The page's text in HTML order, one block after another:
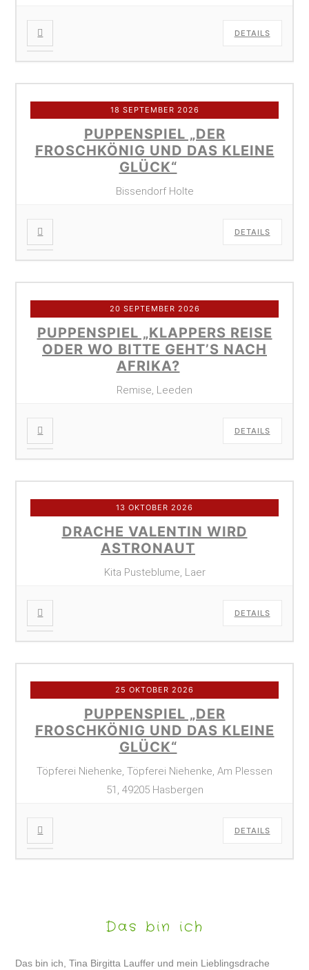
DETAILS
18 SEPTEMBER 2026
PUPPENSPIEL „DER
FROSCHKÖNIG UND DAS KLEINE
GLÜCK“
Bissendorf Holte
DETAILS
20 SEPTEMBER 2026
PUPPENSPIEL „KLAPPERS REISE
ODER WO BITTE GEHT’S NACH
AFRIKA?
Remise, Leeden
DETAILS
13 OKTOBER 2026
DRACHE VALENTIN WIRD
ASTRONAUT
Kita Pusteblume, Laer
DETAILS
25 OKTOBER 2026
PUPPENSPIEL „DER
FROSCHKÖNIG UND DAS KLEINE
GLÜCK“
Töpferei Niehenke, Töpferei Niehenke, Am Plessen
51, 49205 Hasbergen
DETAILS
Das bin ich
Das bin ich, Tina Birgitta Lauffer und mein Lieblingsdrache